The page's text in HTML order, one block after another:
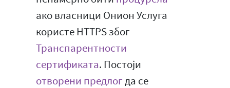
ако власници Онион Услуга
користе HTTPS због
Транспарентности
сертификата. Постоји
отворени предлогда се